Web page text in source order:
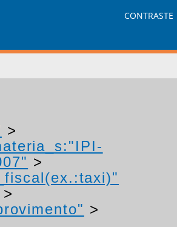
CONTRASTE
>
>
>
>